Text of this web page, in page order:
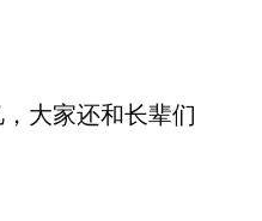
大家还和长辈们